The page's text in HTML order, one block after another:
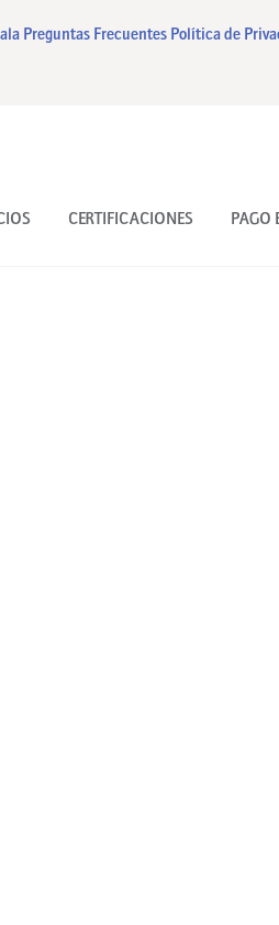
Preguntas Frecuentes Política de
CERTIFICACIONES PAGO